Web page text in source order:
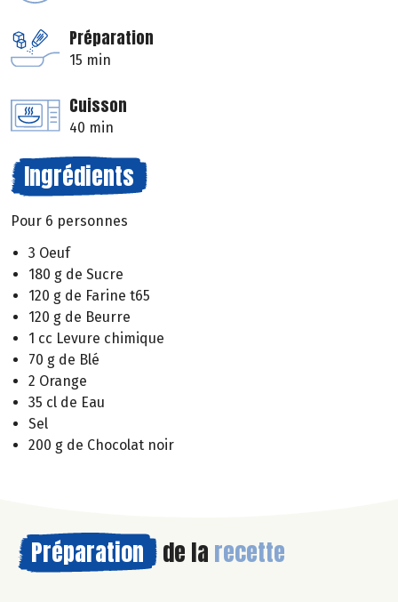
Préparation
15 min
Cuisson
40 min
Ingrédients
Pour 6 personnes
3 Oeuf
180 g de Sucre
120 g de Farine t65
120 g de Beurre
1 cc Levure chimique
70 g de Blé
2 Orange
35 cl de Eau
Sel
200 g de Chocolat noir
Préparation de la recette